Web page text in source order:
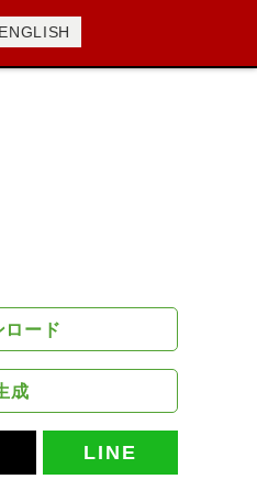
ENGLISH
ロード
成
LINE